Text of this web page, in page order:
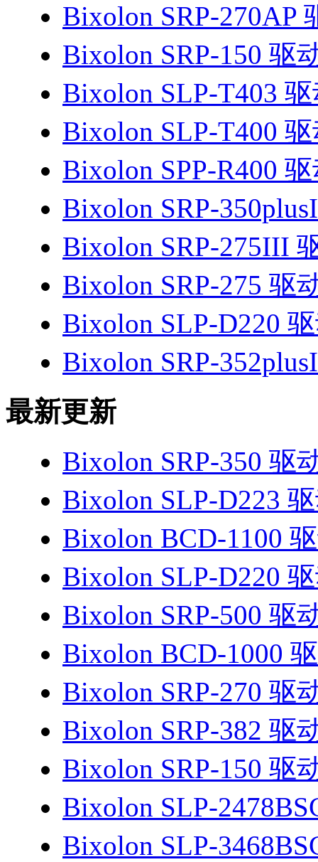
Bixolon SRP-270AP
Bixolon SRP-150 驱
Bixolon SLP-T403
Bixolon SLP-T400
Bixolon SPP-R400
Bixolon SRP-
Bixolon SRP-275III
Bixolon SRP-275 驱
Bixolon SLP-D220
Bixolon SRP-
最新更新
Bixolon SRP-350 驱
Bixolon SLP-D223
Bixolon BCD-1100
Bixolon SLP-D220
Bixolon SRP-500 驱
Bixolon BCD-1000
Bixolon SRP-270 驱
Bixolon SRP-382 驱
Bixolon SRP-150 驱
Bixolon SLP-
Bixolon SLP-